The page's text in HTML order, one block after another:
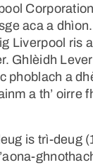
aca a
Liverpool ris
Ghlèidh
phoblach a
a th’ oirre
is trì-deug